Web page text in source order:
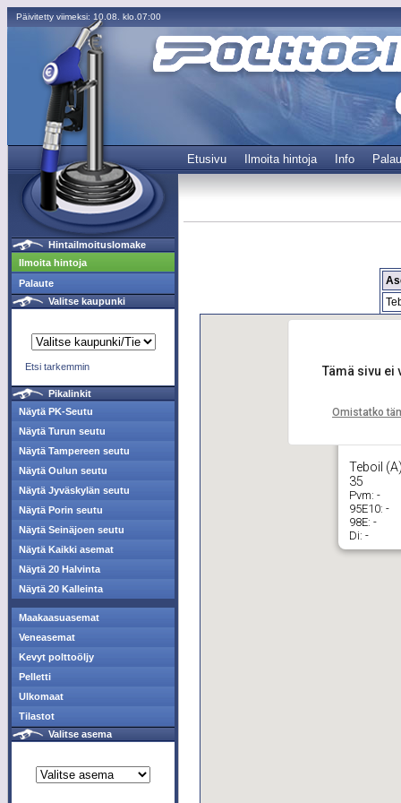
Päivitetty viimeksi: 10.08. klo.07:00
Etusivu Ilmoita hintoja Info
Hintailmoituslomake
Ilmoita hintoja
Palaute
Valitse kaupunki
Etsi tarkemmin
Pikalinkit
Näytä PK-Seutu
Näytä Turun seutu
Näytä Tampereen seutu
Näytä Oulun seutu
Näytä Jyväskylän seutu
Näytä Porin seutu
Näytä Seinäjoen seutu
Näytä Kaikki asemat
Näytä 20 Halvinta
Näytä 20 Kalleinta
Maakaasuasemat
Veneasemat
Kevyt polttoöljy
Pelletti
Ulkomaat
Tilastot
Valitse asema
Teboil
35
Pvm: -
95E10: -
98E: -
Di: -
Tämä sivu ei
Omistatko